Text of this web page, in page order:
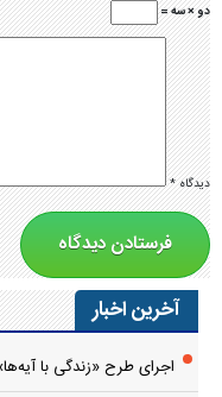
دو × سه =
دیدگاه*
آخرین اخبار
اجرای طرح «زندگی با